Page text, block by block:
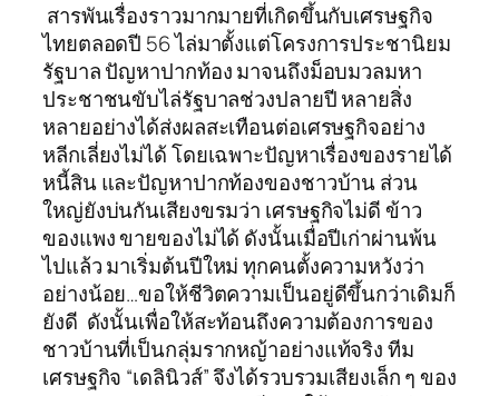
สารพันเรื่องราวมากมายที่เกิดขึ้นกับเศรษฐกิจ
ไทยตลอดปี 56 ไล่มาตั้งแต่โครงการประชานิยม
รัฐบาล ปัญหาปากท้อง มาจนถึงม็อบมวลมหา
ประชาชนขับไล่รัฐบาลช่วงปลายปี หลายสิ่ง
หลายอย่างได้ส่งผลสะเทือนต่อเศรษฐกิจอย่าง
หลีกเลี่ยงไม่ได้ โดยเฉพาะปัญหาเรื่องของรายได้
หนี้สิน และปัญหาปากท้องของชาวบ้าน ส่วน
ใหญ่ยังบ่นกันเสียงขรมว่า เศรษฐกิจไม่ดี ข้าว
ของแพง ขายของไม่ได้ ดังนั้นเมื่อปีเก่าผ่านพ้น
ไปแล้ว มาเริ่มต้นปีใหม่ ทุกคนตั้งความหวังว่า
อย่างน้อย…ขอให้ชีวิตความเป็นอยู่ดีขึ้นกว่าเดิมก็
ยังดี ดังนั้นเพื่อให้สะท้อนถึงความต้องการของ
ชาวบ้านที่เป็นกลุ่มรากหญ้าอย่างแท้จริง ทีม
เศรษฐกิจ “เดลินิวส์” จึงได้รวบรวมเสียงเล็ก ๆ ของ